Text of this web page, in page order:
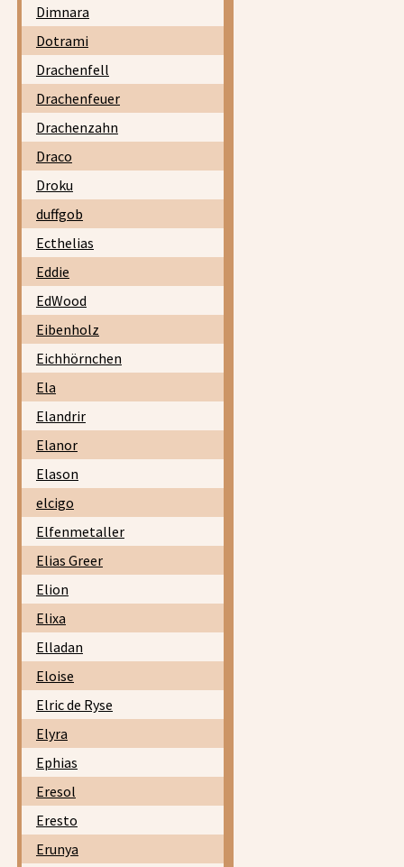
Dimnara
Dotrami
Drachenfell
Drachenfeuer
Drachenzahn
Draco
Droku
duffgob
Ecthelias
Eddie
EdWood
Eibenholz
Eichhörnchen
Ela
Elandrir
Elanor
Elason
elcigo
Elfenmetaller
Elias Greer
Elion
Elixa
Elladan
Eloise
Elric de Ryse
Elyra
Ephias
Eresol
Eresto
Erunya